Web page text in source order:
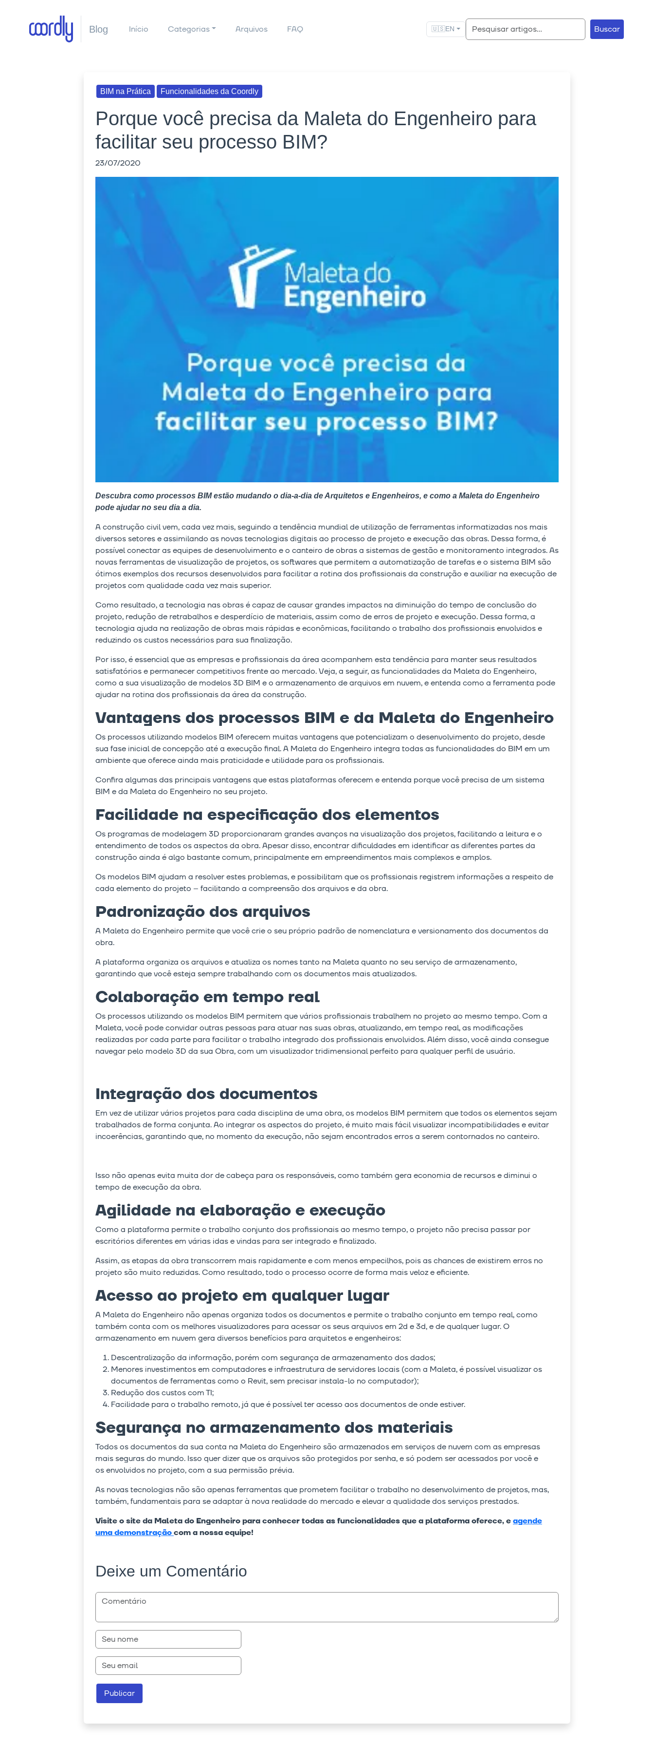
Blog Início Categorias Arquivos FAQ 🇺🇸EN Buscar
BIM na Prática Funcionalidades da Coordly
Porque você precisa da Maleta do Engenheiro para
facilitar seu processo BIM?
23/07/2020
Descubra como processos BIM estão mudando o dia-a-dia de Arquitetos e Engenheiros, e como a Maleta do Engenheiro
pode ajudar no seu dia a dia.
A construção civil vem, cada vez mais, seguindo a tendência mundial de utilização de ferramentas informatizadas nos mais
diversos setores e assimilando as novas tecnologias digitais ao processo de projeto e execução das obras. Dessa forma, é
possível conectar as equipes de desenvolvimento e o canteiro de obras a sistemas de gestão e monitoramento integrados. As
novas ferramentas de visualização de projetos, os softwares que permitem a automatização de tarefas e o sistema BIM são
ótimos exemplos dos recursos desenvolvidos para facilitar a rotina dos profissionais da construção e auxiliar na execução de
projetos com qualidade cada vez mais superior.
Como resultado, a tecnologia nas obras é capaz de causar grandes impactos na diminuição do tempo de conclusão do
projeto, redução de retrabalhos e desperdício de materiais, assim como de erros de projeto e execução. Dessa forma, a
tecnologia ajuda na realização de obras mais rápidas e econômicas, facilitando o trabalho dos profissionais envolvidos e
reduzindo os custos necessários para sua finalização.
Por isso, é essencial que as empresas e profissionais da área acompanhem esta tendência para manter seus resultados
satisfatórios e permanecer competitivos frente ao mercado. Veja, a seguir, as funcionalidades da Maleta do Engenheiro,
como a sua visualização de modelos 3D BIM e o armazenamento de arquivos em nuvem, e entenda como a ferramenta pode
ajudar na rotina dos profissionais da área da construção.
Vantagens dos processos BIM e da Maleta do Engenheiro
Os processos utilizando modelos BIM oferecem muitas vantagens que potencializam o desenvolvimento do projeto, desde
sua fase inicial de concepção até a execução final. A Maleta do Engenheiro integra todas as funcionalidades do BIM em um
ambiente que oferece ainda mais praticidade e utilidade para os profissionais.
Confira algumas das principais vantagens que estas plataformas oferecem e entenda porque você precisa de um sistema
BIM e da Maleta do Engenheiro no seu projeto.
Facilidade na especificação dos elementos
Os programas de modelagem 3D proporcionaram grandes avanços na visualização dos projetos, facilitando a leitura e o
entendimento de todos os aspectos da obra. Apesar disso, encontrar dificuldades em identificar as diferentes partes da
construção ainda é algo bastante comum, principalmente em empreendimentos mais complexos e amplos.
Os modelos BIM ajudam a resolver estes problemas, e possibilitam que os profissionais registrem informações a respeito de
cada elemento do projeto – facilitando a compreensão dos arquivos e da obra.
Padronização dos arquivos
A Maleta do Engenheiro permite que você crie o seu próprio padrão de nomenclatura e versionamento dos documentos da
obra.
A plataforma organiza os arquivos e atualiza os nomes tanto na Maleta quanto no seu serviço de armazenamento,
garantindo que você esteja sempre trabalhando com os documentos mais atualizados.
Colaboração em tempo real
Os processos utilizando os modelos BIM permitem que vários profissionais trabalhem no projeto ao mesmo tempo. Com a
Maleta, você pode convidar outras pessoas para atuar nas suas obras, atualizando, em tempo real, as modificações
realizadas por cada parte para facilitar o trabalho integrado dos profissionais envolvidos. Além disso, você ainda consegue
navegar pelo modelo 3D da sua Obra, com um visualizador tridimensional perfeito para qualquer perfil de usuário.
Integração dos documentos
Em vez de utilizar vários projetos para cada disciplina de uma obra, os modelos BIM permitem que todos os elementos sejam
trabalhados de forma conjunta. Ao integrar os aspectos do projeto, é muito mais fácil visualizar incompatibilidades e evitar
incoerências, garantindo que, no momento da execução, não sejam encontrados erros a serem contornados no canteiro.
Isso não apenas evita muita dor de cabeça para os responsáveis, como também gera economia de recursos e diminui o
tempo de execução da obra.
Agilidade na elaboração e execução
Como a plataforma permite o trabalho conjunto dos profissionais ao mesmo tempo, o projeto não precisa passar por
escritórios diferentes em várias idas e vindas para ser integrado e finalizado.
Assim, as etapas da obra transcorrem mais rapidamente e com menos empecilhos, pois as chances de existirem erros no
projeto são muito reduzidas. Como resultado, todo o processo ocorre de forma mais veloz e eficiente.
Acesso ao projeto em qualquer lugar
A Maleta do Engenheiro não apenas organiza todos os documentos e permite o trabalho conjunto em tempo real, como
também conta com os melhores visualizadores para acessar os seus arquivos em 2d e 3d, e de qualquer lugar. O
armazenamento em nuvem gera diversos benefícios para arquitetos e engenheiros:
Descentralização da informação, porém com segurança de armazenamento dos dados;
Menores investimentos em computadores e infraestrutura de servidores locais (com a Maleta, é possível visualizar os
documentos de ferramentas como o Revit, sem precisar instala-lo no computador);
Redução dos custos com TI;
Facilidade para o trabalho remoto, já que é possível ter acesso aos documentos de onde estiver.
Segurança no armazenamento dos materiais
Todos os documentos da sua conta na Maleta do Engenheiro são armazenados em serviços de nuvem com as empresas
mais seguras do mundo. Isso quer dizer que os arquivos são protegidos por senha, e só podem ser acessados por você e
os envolvidos no projeto, com a sua permissão prévia.
As novas tecnologias não são apenas ferramentas que prometem facilitar o trabalho no desenvolvimento de projetos, mas,
também, fundamentais para se adaptar à nova realidade do mercado e elevar a qualidade dos serviços prestados.
Visite o site da Maleta do Engenheiro para conhecer todas as funcionalidades que a plataforma oferece, eagende
uma demonstraçãocom a nossa equipe!
Deixe um Comentário